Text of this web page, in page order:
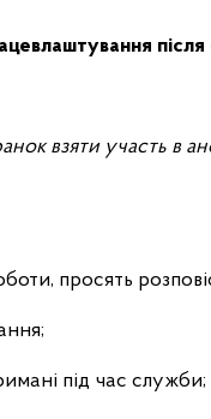
взяти участь в
просять
під час служби;